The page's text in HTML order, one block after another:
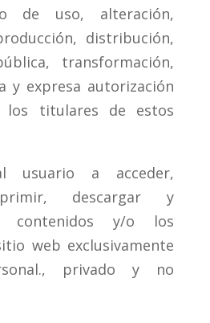
de uso, alteración,
distribución,
transformación,
y expresa autorización
titulares de estos
usuario a acceder,
descargar y
contenidos y/o los
web exclusivamente
privado y no